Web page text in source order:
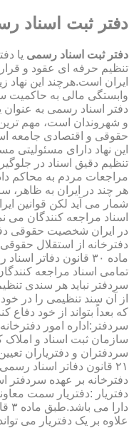
دفتر ثبت اسناد
دفتر ثبت اسناد رسمی یا
تنظیم حرفه ای عقود و
ایران است.هرچند این
وابستگی مالی به حاکمیت
دفتر اسناد رسمی به
و شهروندان است، مهم ترین
حقوقی و اقتصادی جامعه
این نهاد دارای مسئولیتی
تنظیم دقیق اسناد در
مراجعات مردم به محاکم
هر چند در ایران به ظاهر،
شمار می آید لکن قوانین
اسناد مراجعه کنندگان می
در ایران شخصیت حقوقی
دفترخانه از استقلال
ماده ۳۰ قانون دفاتر
تمامی اسناد مراجعه
سردفتر نباید هر سندی
از آن سند تنظیمی را در
که بعداً بتواند از خود دفاع
سردفتر:اداره امور
سازمان ثبت اسناد و
سردفتران و دفتریاران
۲۱ قانون دفاتر اسناد
دفترخانه بر عهده سردفتر
دفتریار :دفتریار سمت
علاوه بر یک دفتریار می